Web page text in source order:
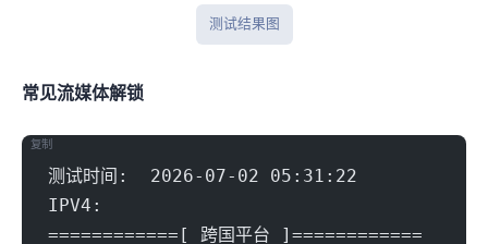
iplark测试结果图
常见流媒体解锁
测试时间:  2026-07-02 05:31:22
IPV4:
============[ 跨国平台 ]============
复制